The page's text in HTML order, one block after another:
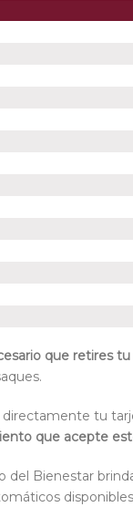
que retires
directamente tu
que acepte
del Bienestar